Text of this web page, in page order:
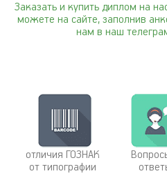
Заказать и купить диплом на
можете на сайте, заполнив
нам в наш
отличия ГОЗНАК
от типографии